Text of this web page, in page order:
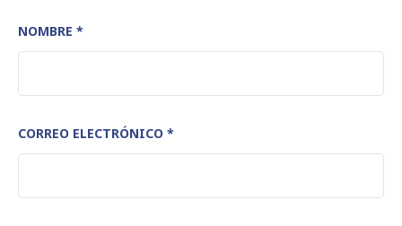
NOMBRE *
CORREO ELECTRÓNICO *